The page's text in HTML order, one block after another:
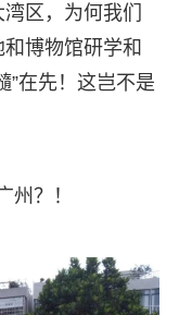
区，为何我们
博物馆研学和
”在先！这岂不是
州？！